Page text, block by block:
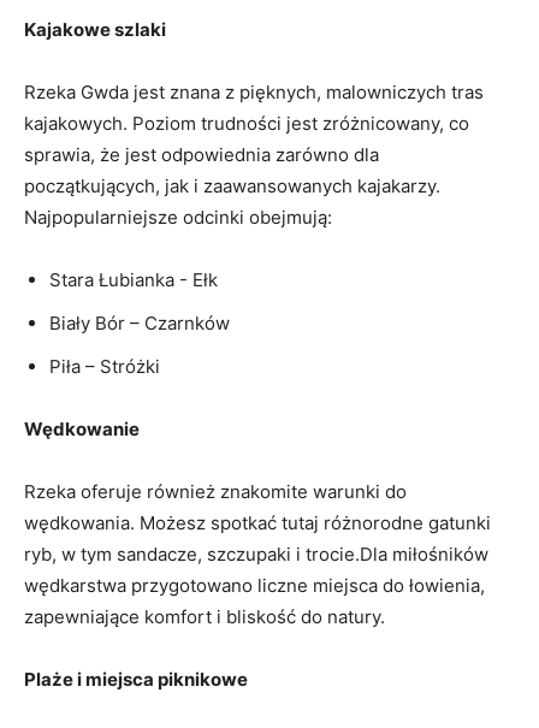
Kajakowe szlaki
Rzeka‌ Gwda jest⁢ znana z pięknych, malowniczych tras
kajakowych. Poziom trudności jest zróżnicowany, co
sprawia, ⁣że jest odpowiednia zarówno dla
początkujących, jak ​i zaawansowanych kajakarzy.
Najpopularniejsze odcinki obejmują:
Stara Łubianka -​ Ełk
Biały Bór – Czarnków
Piła – Stróżki
Wędkowanie
Rzeka oferuje również znakomite‍ warunki ⁢do
wędkowania. Możesz spotkać tutaj różnorodne gatunki
ryb, w tym sandacze, szczupaki i trocie.Dla miłośników
wędkarstwa przygotowano liczne miejsca ‌do łowienia,
zapewniające komfort i bliskość do natury.
Plaże i‍ miejsca​ piknikowe